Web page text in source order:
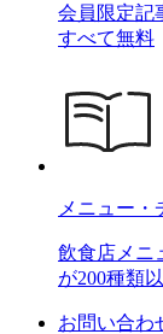
会員限定記
すべて無料
メニュー・
飲食店メニ
が200種類
お問い合わ